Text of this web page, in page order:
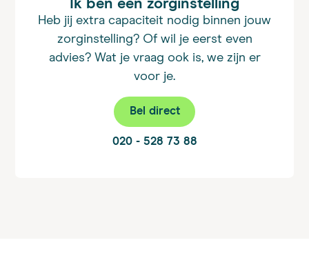
Ik ben een zorginstelling
Heb jij extra capaciteit nodig binnen jouw
zorginstelling? Of wil je eerst even
advies? Wat je vraag ook is, we zijn er
voor je.
Bel direct
020 - 528 73 88